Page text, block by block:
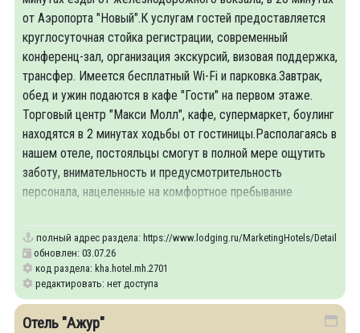
от Аэропорта "Новый". ​К услугам гостей предоставляется
круглосуточная стойка регистрации, современный
конференц-зал, организация экскурсий, визовая поддержка,
трансфер. Имеется бесплатный Wi-Fi и парковка. ​Завтрак,
обед и ужин подаются в кафе "Гости" на первом этаже.
Торговый центр "Макси Молл", кафе, супермаркет, боулинг
находятся в 2 минутах ходьбы от гостиницы. ​Располагаясь в
нашем отеле, постояльцы смогут в полной мере ощутить
заботу, внимательность и предусмотрительность
персонала, нацеленные на комфортное пребывание
полный адрес раздела: https://www.lodging.ru/MarketingHotels/Details/
обновлен: 03.07.26
код раздела: kha.hotel.mh.2701
редактировать: нет доступа
Отель "Ажур"